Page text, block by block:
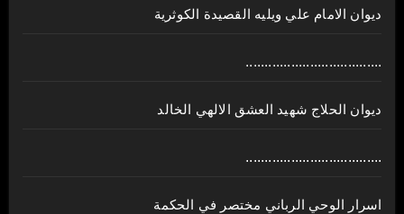
ديوان الامام علي ويليه القصيدة الكوثرية
....................................
ديوان الحلاج شهيد العشق الالهي الخالد
....................................
اسرار الوحي الرباني مختصر في الحكمة